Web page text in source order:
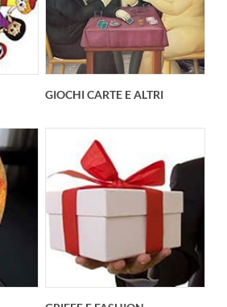
GIOCHI CARTE E ALTRI